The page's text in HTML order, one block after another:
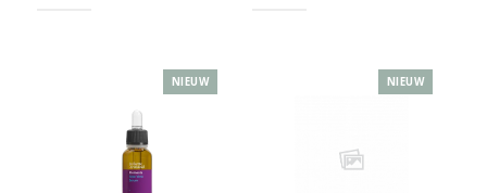
NIEUW NIEUW